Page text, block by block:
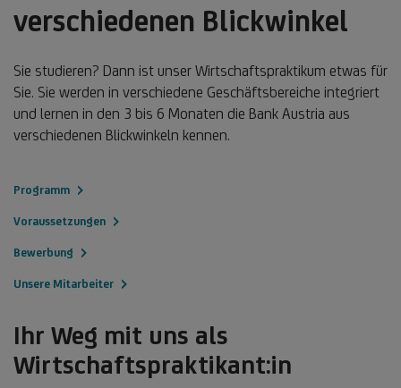
verschiedenen Blickwinkel
Sie studieren? Dann ist unser Wirtschaftspraktikum etwas für
Sie. Sie werden in verschiedene Geschäftsbereiche integriert
und lernen in den 3 bis 6 Monaten die Bank Austria aus
verschiedenen Blickwinkeln kennen.
Programm
Voraussetzungen
Bewerbung
Unsere Mitarbeiter
Ihr Weg mit uns als
Wirtschaftspraktikant:in